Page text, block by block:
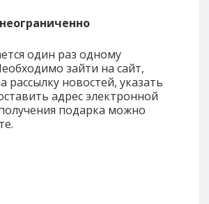
один раз одному
зайти на сайт,
рассылку новостей, указать
адрес электронной
подарка можно